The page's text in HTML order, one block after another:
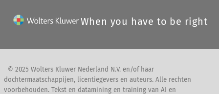
When you have to be right
© 2025 Wolters Kluwer Nederland N.V. en/of haar
dochtermaatschappijen, licentiegevers en auteurs. Alle rechten
voorbehouden. Tekst en datamining en training van AI en